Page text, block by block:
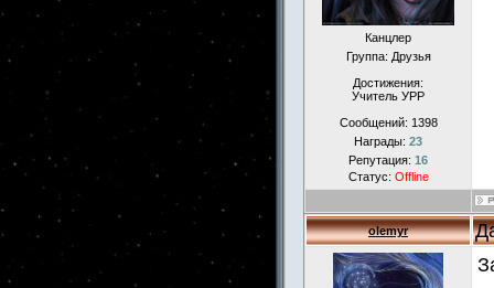
Канцлер
Группа: Друзья
Достижения:
Учитель УРР
Сообщений: 1398
Награды: 23
Репутация: 16
Статус: Offline
olemyr